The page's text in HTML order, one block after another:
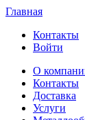
Главная
Контакты
Войти
О
Контакты
Доставка
Услуги